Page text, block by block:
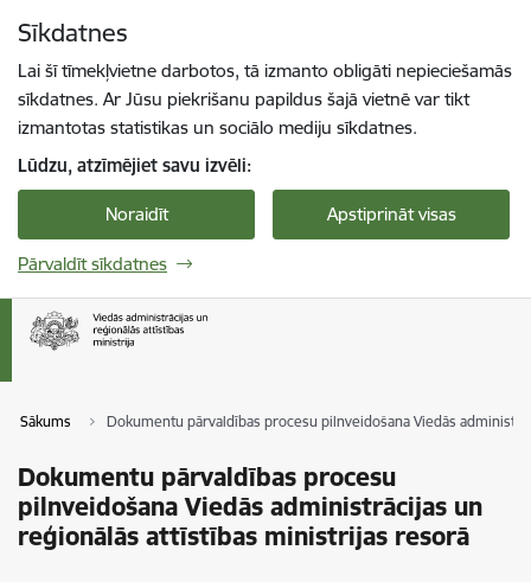
Sīkdatnes
Lai šī tīmekļvietne darbotos, tā izmanto obligāti nepieciešamās
sīkdatnes. Ar Jūsu piekrišanu papildus šajā vietnē var tikt
izmantotas statistikas un sociālo mediju sīkdatnes.
Lūdzu, atzīmējiet savu izvēli:
Noraidīt Apstiprināt visas
Pārvaldīt sīkdatnes
Sākums Dokumentu pārvaldības procesu pilnveidošana Viedās
Dokumentu pārvaldības procesu
pilnveidošana Viedās administrācijas un
reģionālās attīstības ministrijas resorā